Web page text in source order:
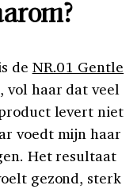
de NR.01 Gentle
vol haar dat veel
levert niet
voedt mijn haar
Het resultaat
gezond, sterk